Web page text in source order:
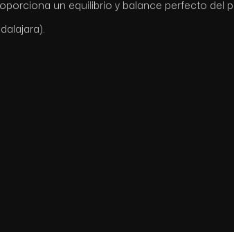
un equilibrio y balance perfecto del